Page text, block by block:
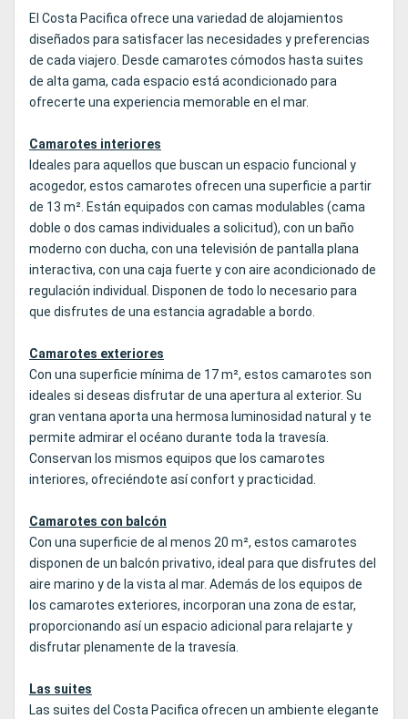
El Costa Pacifica ofrece una variedad de alojamientos
diseñados para satisfacer las necesidades y preferencias
de cada viajero. Desde camarotes cómodos hasta suites
de alta gama, cada espacio está acondicionado para
ofrecerte una experiencia memorable en el mar.
Camarotes interiores
Ideales para aquellos que buscan un espacio funcional y
acogedor, estos camarotes ofrecen una superficie a partir
de 13 m². Están equipados con camas modulables (cama
doble o dos camas individuales a solicitud), con un baño
moderno con ducha, con una televisión de pantalla plana
interactiva, con una caja fuerte y con aire acondicionado de
regulación individual. Disponen de todo lo necesario para
que disfrutes de una estancia agradable a bordo.
Camarotes exteriores
Con una superficie mínima de 17 m², estos camarotes son
ideales si deseas disfrutar de una apertura al exterior. Su
gran ventana aporta una hermosa luminosidad natural y te
permite admirar el océano durante toda la travesía.
Conservan los mismos equipos que los camarotes
interiores, ofreciéndote así confort y practicidad.
Camarotes con balcón
Con una superficie de al menos 20 m², estos camarotes
disponen de un balcón privativo, ideal para que disfrutes del
aire marino y de la vista al mar. Además de los equipos de
los camarotes exteriores, incorporan una zona de estar,
proporcionando así un espacio adicional para relajarte y
disfrutar plenamente de la travesía.
Las suites
Las suites del Costa Pacifica ofrecen un ambiente elegante